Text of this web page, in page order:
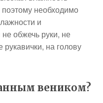
поэтому необходимо
и
обжечь руки, не
рукавички, на голову
веником?